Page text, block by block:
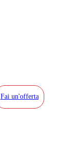
Fai un'offerta